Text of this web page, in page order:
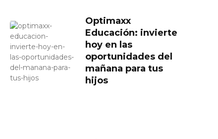
Optimaxx
Educación: invierte
hoy en las
oportunidades del
mañana para tus
hijos